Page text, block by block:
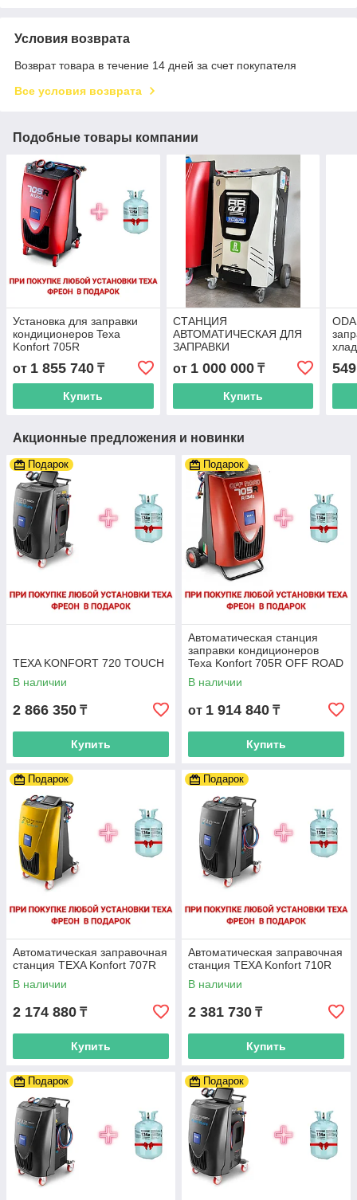
Условия возврата
Возврат товара в течение 14 дней за счет покупателя
Все условия возврата
Подобные товары компании
Установка для заправки
кондиционеров Texa
Konfort 705R
от 1 855 740 ₸
Купить
СТАНЦИЯ
АВТОМАТИЧЕСКАЯ ДЛЯ
ЗАПРАВКИ
АВТОМОБИЛЬНЫХ
КОНДИЦИОНЕРОВ
TOPAUTO RR400
от 1 000 000₸
Купить
Акционные предложения и новинки
Подарок
TEXA KONFORT 720 TOUCH
В наличии
2 866 350 ₸
Купить
Подарок
Автоматическая станция
заправки кондиционеров
Texa Konfort 705R OFF ROAD
В наличии
от 1 914 840 ₸
Купить
Подарок
Автоматическая заправочная
станция TEXA Konfort 707R
В наличии
2 174 880 ₸
Купить
Подарок
Автоматическая заправочная
станция TEXA Konfort 710R
В наличии
2 381 730 ₸
Купить
Подарок Подарок